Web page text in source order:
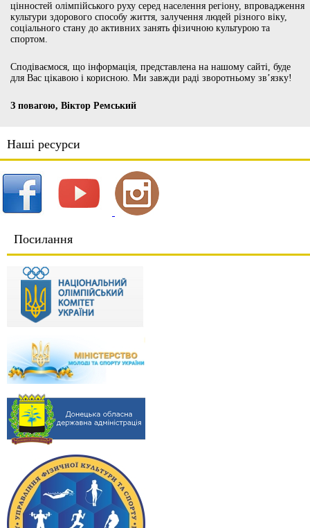
цінностей олімпійського руху серед населення регіону, впровадження
культури здорового способу життя, залучення людей різного віку,
соціального стану до активних занять фізичною культурою та
спортом.
Сподіваємося, що інформація, представлена на нашому сайті, буде
для Вас цікавою і корисною. Ми завжди раді зворотньому зв’язку!
З повагою, Віктор Ремський
Наші ресурси
Посилання